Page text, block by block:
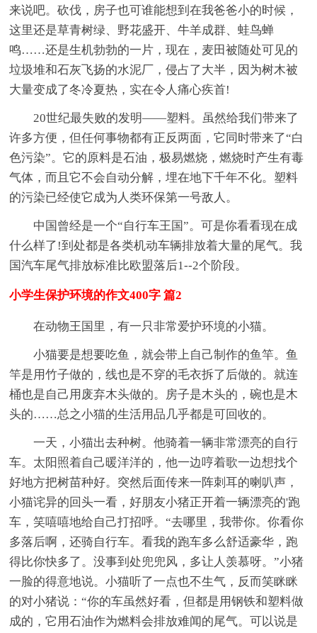
来说吧。砍伐，房子也可谁能想到在我爸爸小的时候，
这里还是草青树绿、野花盛开、牛羊成群、蛙鸟蝉
鸣……还是生机勃勃的一片，现在，麦田被随处可见的
垃圾堆和石灰飞扬的水泥厂，侵占了大半，因为树木被
大量变成了冬冷夏热，实在令人痛心疾首!
20世纪最失败的发明——塑料。虽然给我们带来了
许多方便，但任何事物都有正反两面，它同时带来了“白
色污染”。它的原料是石油，极易燃烧，燃烧时产生有毒
气体，而且它不会自动分解，埋在地下千年不化。塑料
的污染已经使它成为人类环保第一号敌人。
中国曾经是一个“自行车王国”。可是你看看现在成
什么样了!到处都是各类机动车辆排放着大量的尾气。我
国汽车尾气排放标准比欧盟落后1--2个阶段。
小学生保护环境的作文400字 篇2
在动物王国里，有一只非常爱护环境的小猫。
小猫要是想要吃鱼，就会带上自己制作的鱼竿。鱼
竿是用竹子做的，线也是不穿的毛衣拆了后做的。就连
桶也是自己用废弃木头做的。房子是木头的，碗也是木
头的……总之小猫的生活用品几乎都是可回收的。
一天，小猫出去种树。他骑着一辆非常漂亮的自行
车。太阳照着自己暖洋洋的，他一边哼着歌一边想找个
好地方把树苗种好。突然后面传来一阵刺耳的喇叭声，
小猫诧异的回头一看，好朋友小猪正开着一辆漂亮的'跑
车，笑嘻嘻地给自己打招呼。“去哪里，我带你。你看你
多落后啊，还骑自行车。看我的跑车多么舒适豪华，跑
得比你快多了。没事到处兜兜风，多让人羡慕呀。”小猪
一脸的得意地说。小猫听了一点也不生气，反而笑眯眯
的对小猪说：“你的车虽然好看，但都是用钢铁和塑料做
成的，它用石油作为燃料会排放难闻的尾气。可以说是